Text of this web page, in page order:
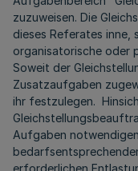
zuzuweisen. Die
dieses Referates inne,
organisatorische oder
Soweit der
Zusatzaufgaben
ihr festzulegen.
Aufgaben
erforderlichen